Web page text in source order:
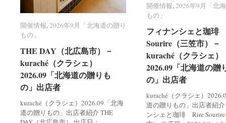
開催情報,2026年9月「北海道の贈り
もの」
THE DAY（北広島市）－
kuraché（クラシェ）
2026.09「北海道の贈りも
の」出店者
kuraché（クラシェ）2026.09「北海
道の贈りもの」出店者紹介 THE
開催情報 2026年9月「北海道の贈り
もの」
THE DAY（北広島市）－
kuraché（クラシェ）
2026.09「北海道の贈りも
の」出店者
開催情報,2026年9月「北
もの」
フィナンシェと珈
Sourire（三笠市）－
kuraché（クラシェ）
2026.09「北海道の贈
の」出店者
kuraché（クラシェ）
道の贈りもの」出店者紹
ンシェと珈琲 Rire
開催情報 2026年9月「北
もの」
フィナンシェと珈
Sourire（三笠市）－
kuraché（クラシェ）
2026.09「北海道の贈
の」出店者